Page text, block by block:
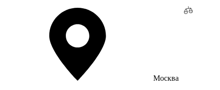
Москва